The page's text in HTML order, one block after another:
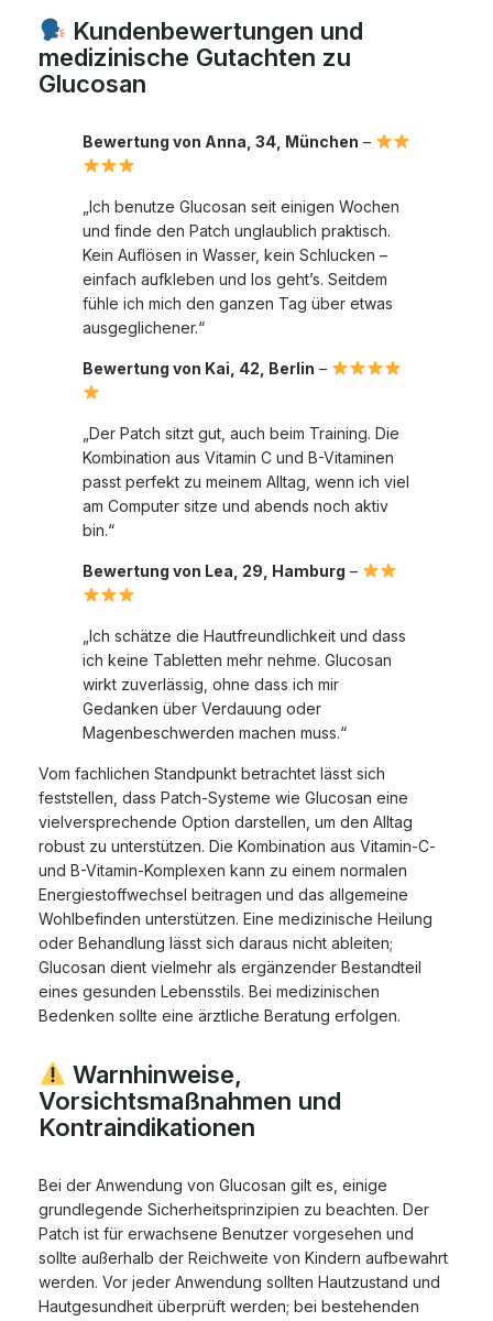
Kundenbewertungen und
medizinische Gutachten zu
Glucosan
Bewertung von Anna, 34, München –
„Ich benutze Glucosan seit einigen Wochen
und finde den Patch unglaublich praktisch.
Kein Auflösen in Wasser, kein Schlucken –
einfach aufkleben und los geht’s. Seitdem
fühle ich mich den ganzen Tag über etwas
ausgeglichener.“
Bewertung von Kai, 42, Berlin –
„Der Patch sitzt gut, auch beim Training. Die
Kombination aus Vitamin C und B-Vitaminen
passt perfekt zu meinem Alltag, wenn ich viel
am Computer sitze und abends noch aktiv
bin.“
Bewertung von Lea, 29, Hamburg –
„Ich schätze die Hautfreundlichkeit und dass
ich keine Tabletten mehr nehme. Glucosan
wirkt zuverlässig, ohne dass ich mir
Gedanken über Verdauung oder
Magenbeschwerden machen muss.“
Vom fachlichen Standpunkt betrachtet lässt sich
feststellen, dass Patch-Systeme wie Glucosan eine
vielversprechende Option darstellen, um den Alltag
robust zu unterstützen. Die Kombination aus Vitamin-C-
und B-Vitamin-Komplexen kann zu einem normalen
Energiestoffwechsel beitragen und das allgemeine
Wohlbefinden unterstützen. Eine medizinische Heilung
oder Behandlung lässt sich daraus nicht ableiten;
Glucosan dient vielmehr als ergänzender Bestandteil
eines gesunden Lebensstils. Bei medizinischen
Bedenken sollte eine ärztliche Beratung erfolgen.
Warnhinweise,
Vorsichtsmaßnahmen und
Kontraindikationen
Bei der Anwendung von Glucosan gilt es, einige
grundlegende Sicherheitsprinzipien zu beachten. Der
Patch ist für erwachsene Benutzer vorgesehen und
sollte außerhalb der Reichweite von Kindern aufbewahrt
werden. Vor jeder Anwendung sollten Hautzustand und
Hautgesundheit überprüft werden; bei bestehenden